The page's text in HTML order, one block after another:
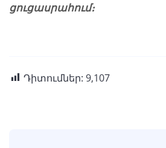
ցուցասրահում։
Դիտումներ: 9,107